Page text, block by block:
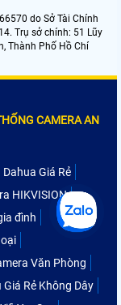
do Sở Tài Chính
Trụ sở chính: 51 Lũy
Thành Phố Hồ Chí
CAMERA AN
Giá Rẻ
HIKVISION
đình
Văn Phòng
Rẻ Không Dây